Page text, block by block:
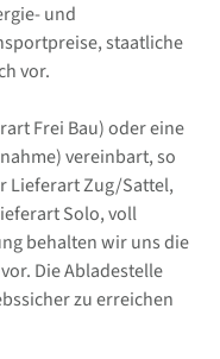
und
staatliche
vor.
Frei Bau) oder eine
vereinbart, so
Lieferart Zug/Sattel,
Solo, voll
behalten wir uns die
Die Abladestelle
zu erreichen